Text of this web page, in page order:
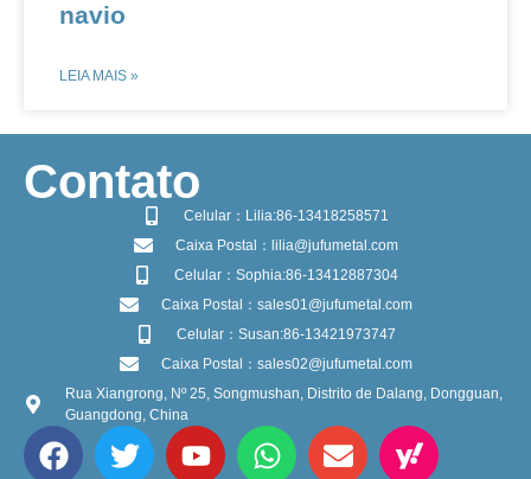
navio
LEIA MAIS »
​Contato
Celular：Lilia:86-13418258571
Caixa Postal：lilia@jufumetal.com
Celular：Sophia:86-13412887304
Caixa Postal：sales01@jufumetal.com
Celular：Susan:86-13421973747
Caixa Postal：sales02@jufumetal.com
Rua Xiangrong, Nº 25, Songmushan, Distrito de Dalang, Dongguan,
Guangdong, China